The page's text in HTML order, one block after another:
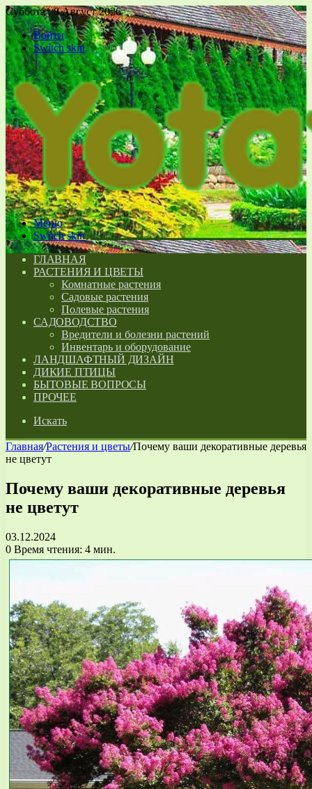
Суббота , 8 Август 2026
Войти
Switch skin
Меню
Switch skin
ГЛАВНАЯ
РАСТЕНИЯ И ЦВЕТЫ
Комнатные растения
Садовые растения
Полевые растения
САДОВОДСТВО
Вредители и болезни растений
Инвентарь и оборудование
ЛАНДШАФТНЫЙ ДИЗАЙН
ДИКИЕ ПТИЦЫ
БЫТОВЫЕ ВОПРОСЫ
ПРОЧЕЕ
Искать
Главная/Растения и цветы/Почему ваши декоративные деревья
не цветут
Почему ваши декоративные деревья
не цветут
03.12.2024
0 Время чтения: 4 мин.